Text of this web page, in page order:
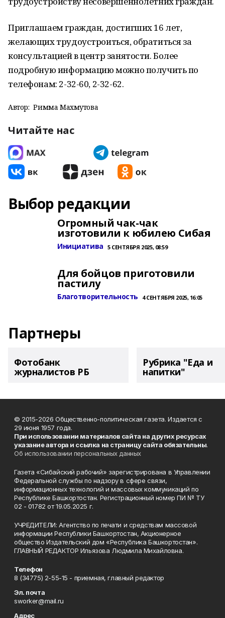
Приглашаем граждан, достигших 16 лет,
желающих трудоустроиться, обратиться за
консультацией в центр занятости. Более
подробную информацию можно получить по
телефонам: 2-32-60, 2-32-62.
Автор: Римма Махмутова
Читайте нас
Выбор редакции
Огромный чак-чак
изготовили к юбилею Сибая
Инициатива 5 СЕНТЯБРЯ 2025, 08:59
Для бойцов приготовили
пастилу
Благотворительность 4 СЕНТЯБРЯ 2025, 16:05
Партнеры
Фотобанк
журналистов РБ
Рубрика "Еда и
напитки"
© 2015-2026 Общественно-политическая газета. Издается с
29 июня 1957 года.
При использовании материалов сайта на других ресурсах
указание автора и ссылка на страницу сайта обязательны.
Об использовании персональных данных
Газета «Сибайский рабочий» зарегистрирована в Управлении
Федеральной службы по надзору в сфере связи,
информационных технологий и массовых коммуникаций по
Республике Башкортостан. Регистрационный номер ПИ № ТУ
02 - 01782 от 19.05.2025 г.
УЧРЕДИТЕЛИ: Агентство по печати и средствам массовой
информации Республики Башкортостан, Акционерное
общество Издательский дом «Республика Башкортостан».
ГЛАВНЫЙ РЕДАКТОР Ильязова Людмила Михайловна.
Телефон
8 (34775) 2-55-15 - приемная, главный редактор
Эл. почта
sworker@mail.ru
Адрес